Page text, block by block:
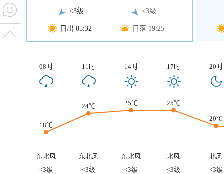
<3级
日出 05:32
<3级
日落 19:25
08时 11时 14时 17时 20时
18℃
24℃ 25℃ 25℃
20℃
东北风 东北风 东北风 北风
北风
<3级
<3级 <3级 <3级 <3级